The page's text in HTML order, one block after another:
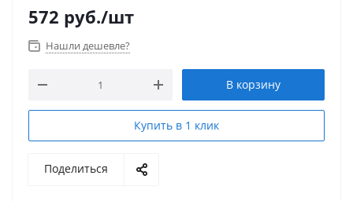
572 руб./шт
Нашли дешевле?
В корзину
Купить в 1 клик
Поделиться